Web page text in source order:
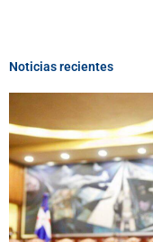
Noticias recientes